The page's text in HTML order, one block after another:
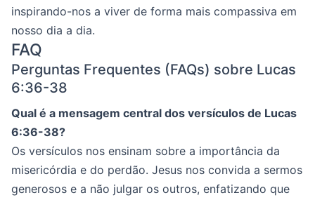
inspirando-nos a viver de forma mais compassiva em
nosso dia a dia.
FAQ
Perguntas Frequentes (FAQs) sobre Lucas
6:36-38
Qual é a mensagem central dos versículos de Lucas
6:36-38?
Os versículos nos ensinam sobre a importância da
misericórdia e do perdão. Jesus nos convida a sermos
generosos e a não julgar os outros, enfatizando que